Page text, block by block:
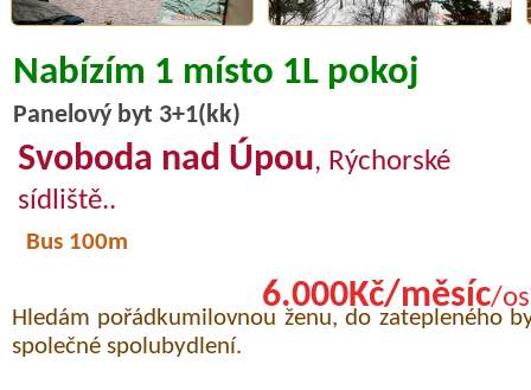
Nabízím 1 místo 1L pokoj
Panelový byt 3+1(kk)
Svoboda nad Úpou, Rýchorské
sídliště..
Bus 100m
6.000Kč/měsíc/
Hledám pořádkumilovnou ženu, do zatepleného
společné spolubydlení.